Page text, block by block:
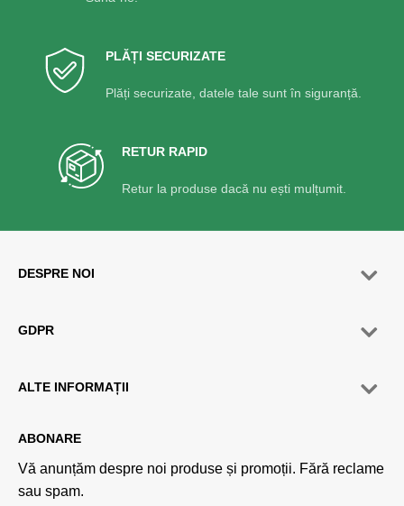
PLĂȚI SECURIZATE
Plăți securizate, datele tale sunt în siguranță.
RETUR RAPID
Retur la produse dacă nu ești mulțumit.
DESPRE NOI
GDPR
ALTE INFORMAȚII
ABONARE
Vă anunțăm despre noi produse și promoții. Fără reclame
sau spam.